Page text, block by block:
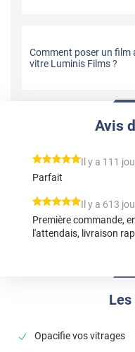
Comment poser un film
vitre Luminis Films ?
Opacifie vos vitrages
Avis
*****
Il y a 111
Parfait
*****
Il y a 613
Première commande,
l'attendais, livraison